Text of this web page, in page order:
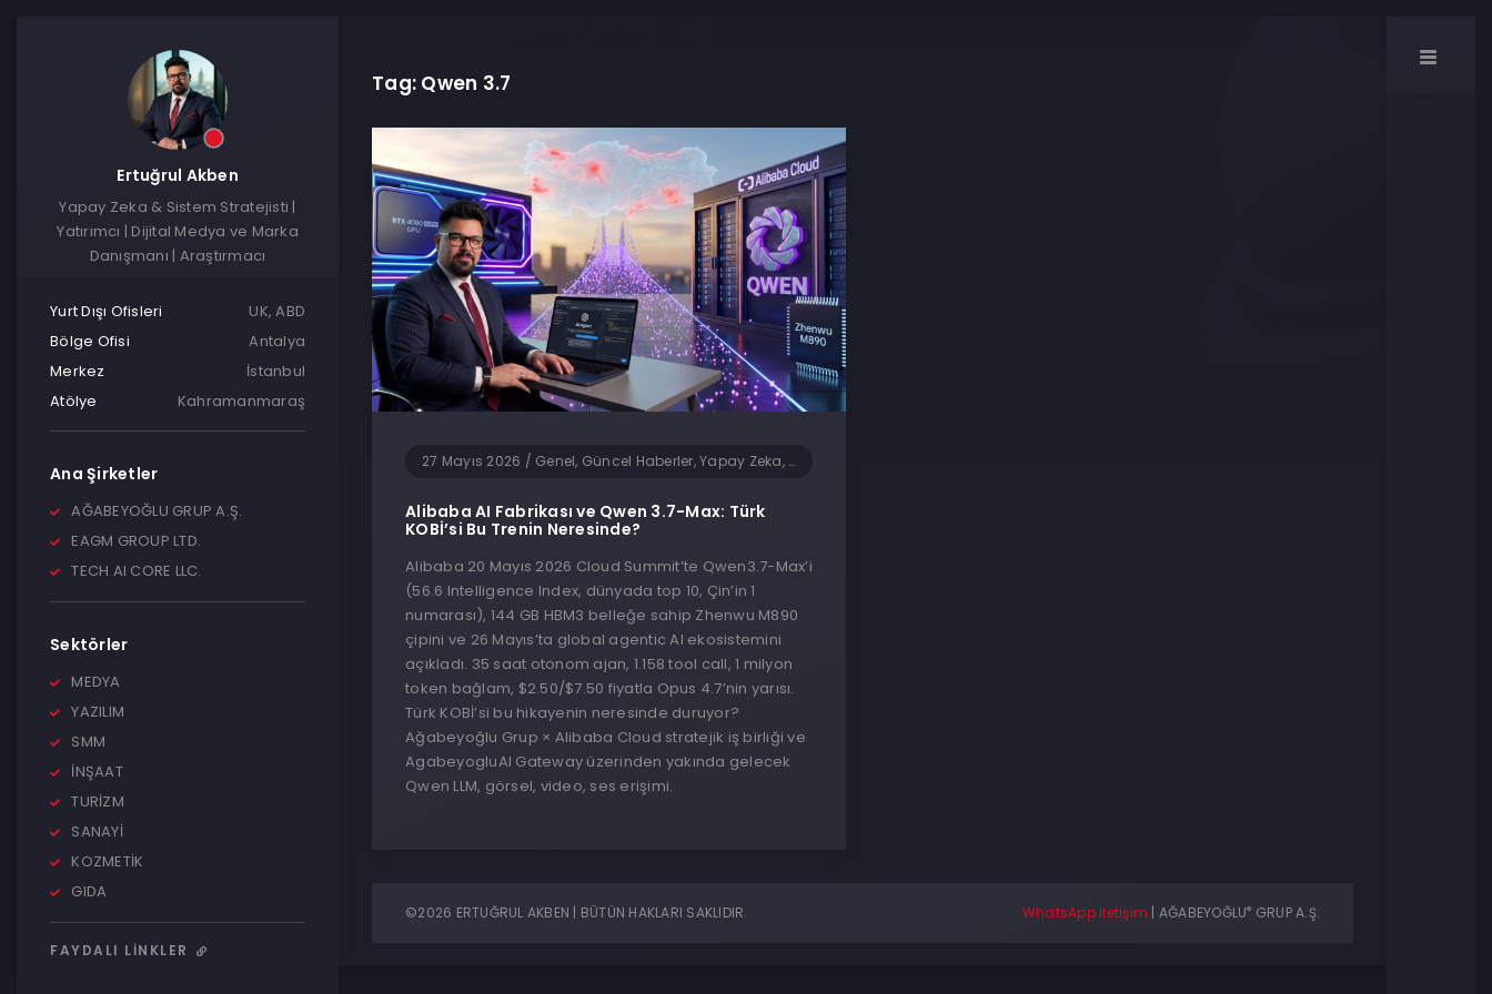
Ertuğrul Akben
Yapay Zeka & Sistem Stratejisti |
Yatırımcı | Dijital Medya ve Marka
Danışmanı | Araştırmacı
Yurt Dışı Ofisleri
UK, ABD
Bölge Ofisi
Antalya
Merkez
İstanbul
Atölye
Kahramanmaraş
Ana Şirketler
AĞABEYOĞLU GRUP A.Ş.
EAGM GROUP LTD.
TECH AI CORE LLC.
Sektörler
MEDYA
YAZILIM
SMM
İNŞAAT
TURİZM
SANAYİ
KOZMETİK
GIDA
FAYDALI LINKLER
Tag: Qwen 3.7
27 Mayıs 2026 / Genel, Güncel Haberler, Yapay Zeka, Yazılım
Alibaba AI Fabrikası ve Qwen 3.7-Max: Türk
KOBİ’si Bu Trenin Neresinde?
Alibaba 20 Mayıs 2026 Cloud Summit’te Qwen3.7-Max’i
(56.6 Intelligence Index, dünyada top 10, Çin’in 1
numarası), 144 GB HBM3 belleğe sahip Zhenwu M890
çipini ve 26 Mayıs’ta global agentic AI ekosistemini
açıkladı. 35 saat otonom ajan, 1.158 tool call, 1 milyon
token bağlam, $2.50/$7.50 fiyatla Opus 4.7’nin yarısı.
Türk KOBİ’si bu hikayenin neresinde duruyor?
Ağabeyoğlu Grup × Alibaba Cloud stratejik iş birliği ve
AgabeyogluAI Gateway üzerinden yakında gelecek
Qwen LLM, görsel, video, ses erişimi.
©2026 ERTUĞRUL AKBEN | BÜTÜN HAKLARI SAKLIDIR. WhatsApp İletişim | AĞABEYOĞLU® GRUP A.Ş.